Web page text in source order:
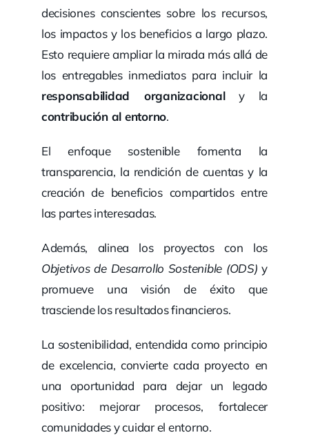
decisiones conscientes sobre los recursos,
los impactos y los beneficios a largo plazo.
Esto requiere ampliar la mirada más allá de
los entregables inmediatos para incluir la
responsabilidad organizacionaly la
contribución al entorno.
El enfoque sostenible fomenta la
transparencia, la rendición de cuentas y la
creación de beneficios compartidos entre
las partes interesadas.
Además, alinea los proyectos con los
Objetivos de Desarrollo Sostenible (ODS) y
promueve una visión de éxito que
trasciende los resultados financieros.
La sostenibilidad, entendida como principio
de excelencia, convierte cada proyecto en
una oportunidad para dejar un legado
positivo: mejorar procesos, fortalecer
comunidades y cuidar el entorno.